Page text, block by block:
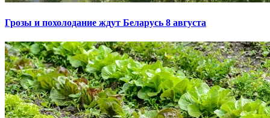
Грозы и похолодание ждут Беларусь 8 августа